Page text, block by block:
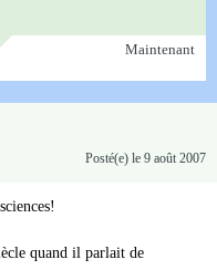
Maintenant
Posté(e) le 9 août 2007
quand il parlait de